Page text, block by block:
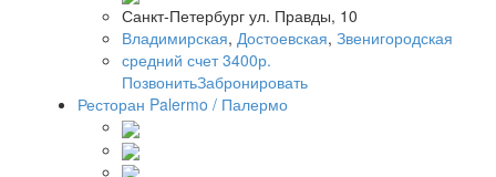
Санкт-Петербург ул. Правды, 10
Владимирская, Достоевская, Звенигородская
средний счет 3400р.
ПозвонитьЗабронировать
Ресторан Palermo / Палермо